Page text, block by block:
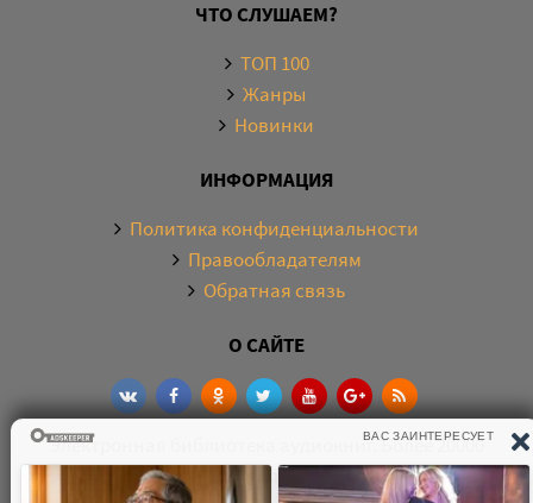
ЧТО СЛУШАЕМ?
ТОП 100
Жанры
Новинки
ИНФОРМАЦИЯ
Политика конфиденциальности
Правообладателям
Обратная связь
О САЙТЕ
Электронная библиотека аудиокниг. Более 20000
аудиокниг в хорошем качестве. Слушайте аудиокниги